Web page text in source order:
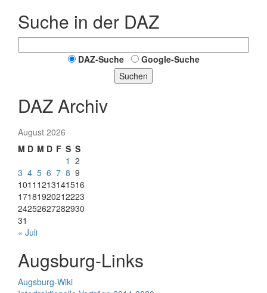
Suche in der DAZ
DAZ-Suche
Google-Suche
Suchen
DAZ Archiv
August 2026
M D M D F S S
1 2
3 4 5 6 7 8 9
1011 1213141516
17181920212223
24252627282930
31
« Juli
Augsburg-Links
Augsburg-Wiki